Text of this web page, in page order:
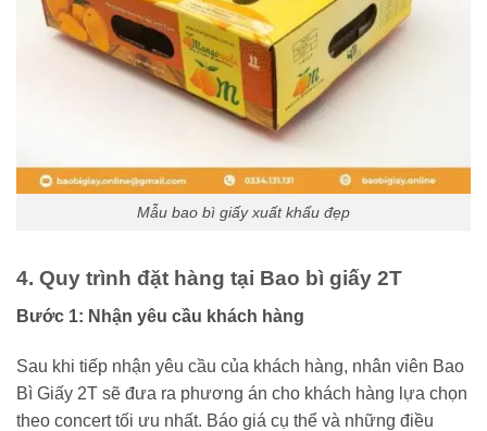
Mẫu bao bì giấy xuất khẩu đẹp
4. Quy trình đặt hàng tại Bao bì giấy 2T
Bước 1: Nhận yêu cầu khách hàng
Sau khi tiếp nhận yêu cầu của khách hàng, nhân viên Bao
Bì Giấy 2T sẽ đưa ra phương án cho khách hàng lựa chọn
theo concert tối ưu nhất. Báo giá cụ thể và những điều